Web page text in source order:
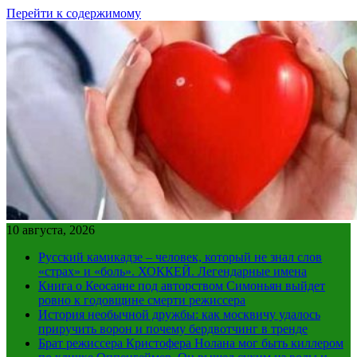
Перейти к содержимому
10 августа, 2026
Русский камикадзе – человек, который не знал слов
«страх» и «боль». ХОККЕЙ. Легендарные имена
Книга о Кеосаяне под авторством Симоньян выйдет
ровно к годовщине смерти режиссера
История необычной дружбы: как москвичу удалось
приручить ворон и почему бердвотчинг в тренде
Брат режиссера Кристофера Нолана мог быть киллером